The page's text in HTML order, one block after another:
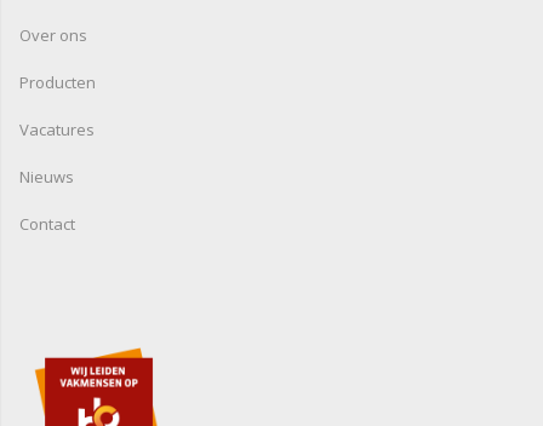
Over ons
Producten
Vacatures
Nieuws
Contact